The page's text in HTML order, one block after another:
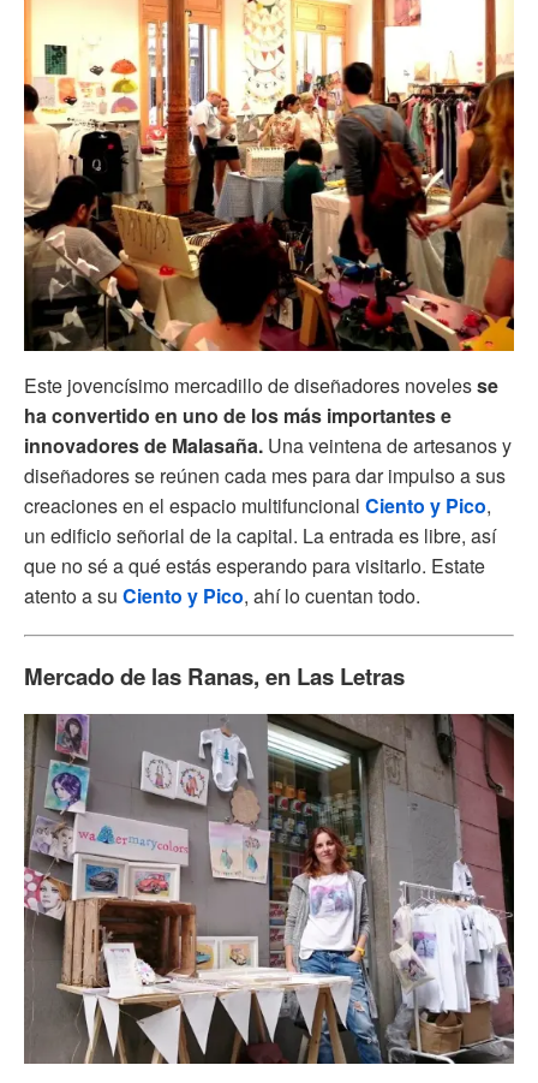
Este jovencísimo mercadillo de diseñadores novelesse
ha convertido en uno de los más importantes e
innovadores de Malasaña. Una veintena de artesanos y
diseñadores se reúnen cada mes para dar impulso a sus
creaciones en el espacio multifuncional Ciento y Pico,
un edificio señorial de la capital. La entrada es libre, así
que no sé a qué estás esperando para visitarlo. Estate
atento a su Ciento y Pico, ahí lo cuentan todo.
Mercado de las Ranas, en Las Letras